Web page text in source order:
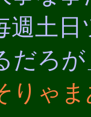
週土
だろが
りゃ